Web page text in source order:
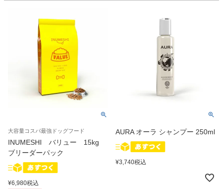
大容量コスパ最強ドッグフード
INUMESHI バリュー 15kg
ブリーダーパック
¥6,980税込
AURA オーラ シャンプー 250ml
¥3,740税込